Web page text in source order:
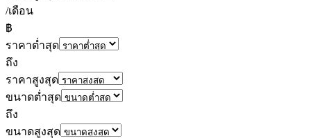
/เดือน
฿
ราคาต่ำสุด
ถึง
ราคาสูงสุด
ขนาดต่ำสุด
ถึง
ขนาดสูงสุด